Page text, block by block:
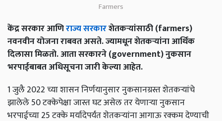
Farmers
केंद्र सरकार आणिराज्य सरकारशेतकऱ्यांसाठी (farmers)
नवनवीन योजना राबवत असते. ज्यामधून शेतकऱ्यांना आर्थिक
दिलासा मिळतो. आता सरकारने (government) नुकसान
भरपाईबाबत अधिसूचना जारी केल्या आहेत.
1 जुलै 2022 च्या शासन निर्णयानुसार नुकसानग्रस्त शेतकऱ्यांचे
झालेले 50 टक्केपेक्षा जास्त घट असेल तर येणाऱ्या नुकसान
भरपाईच्या 25 टक्के मर्यादेपर्यंत शेतकऱ्यांना आगाऊ रक्कम देण्याची